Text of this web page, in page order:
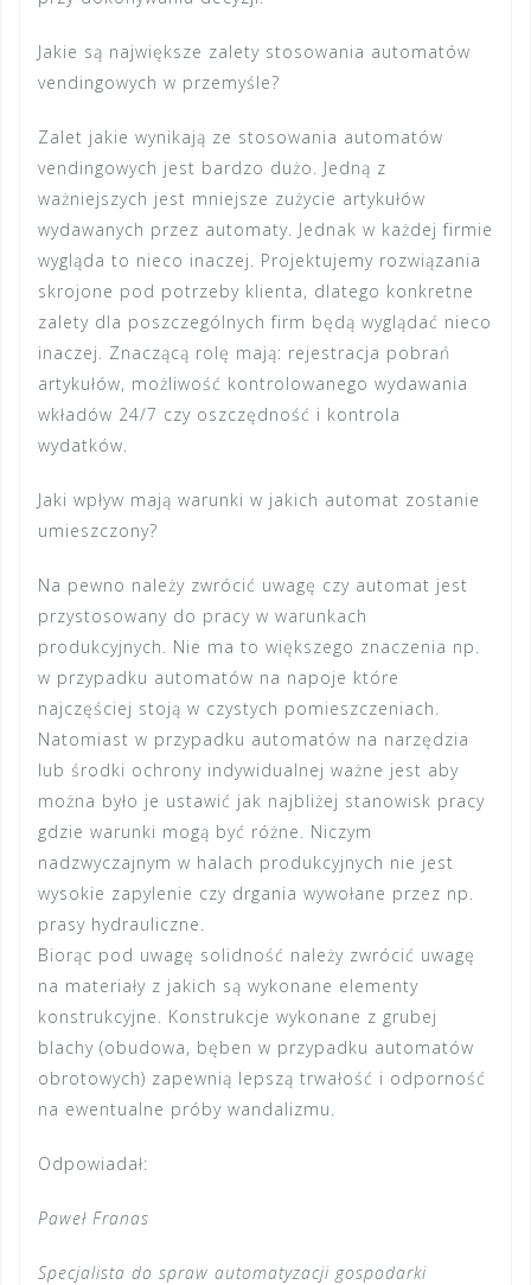
Jakie są największe zalety stosowania automatów
vendingowych w przemyśle?
Zalet jakie wynikają ze stosowania automatów
vendingowych jest bardzo dużo. Jedną z
ważniejszych jest mniejsze zużycie artykułów
wydawanych przez automaty. Jednak w każdej firmie
wygląda to nieco inaczej. Projektujemy rozwiązania
skrojone pod potrzeby klienta, dlatego konkretne
zalety dla poszczególnych firm będą wyglądać nieco
inaczej. Znaczącą rolę mają: rejestracja pobrań
artykułów, możliwość kontrolowanego wydawania
wkładów 24/7 czy oszczędność i kontrola
wydatków.
Jaki wpływ mają warunki w jakich automat zostanie
umieszczony?
Na pewno należy zwrócić uwagę czy automat jest
przystosowany do pracy w warunkach
produkcyjnych. Nie ma to większego znaczenia np.
w przypadku automatów na napoje które
najczęściej stoją w czystych pomieszczeniach.
Natomiast w przypadku automatów na narzędzia
lub środki ochrony indywidualnej ważne jest aby
można było je ustawić jak najbliżej stanowisk pracy
gdzie warunki mogą być różne. Niczym
nadzwyczajnym w halach produkcyjnych nie jest
wysokie zapylenie czy drgania wywołane przez np.
prasy hydrauliczne.
Biorąc pod uwagę solidność należy zwrócić uwagę
na materiały z jakich są wykonane elementy
konstrukcyjne. Konstrukcje wykonane z grubej
blachy (obudowa, bęben w przypadku automatów
obrotowych) zapewnią lepszą trwałość i odporność
na ewentualne próby wandalizmu.
Odpowiadał:
Paweł Franas
Specjalista do spraw automatyzacji gospodarki